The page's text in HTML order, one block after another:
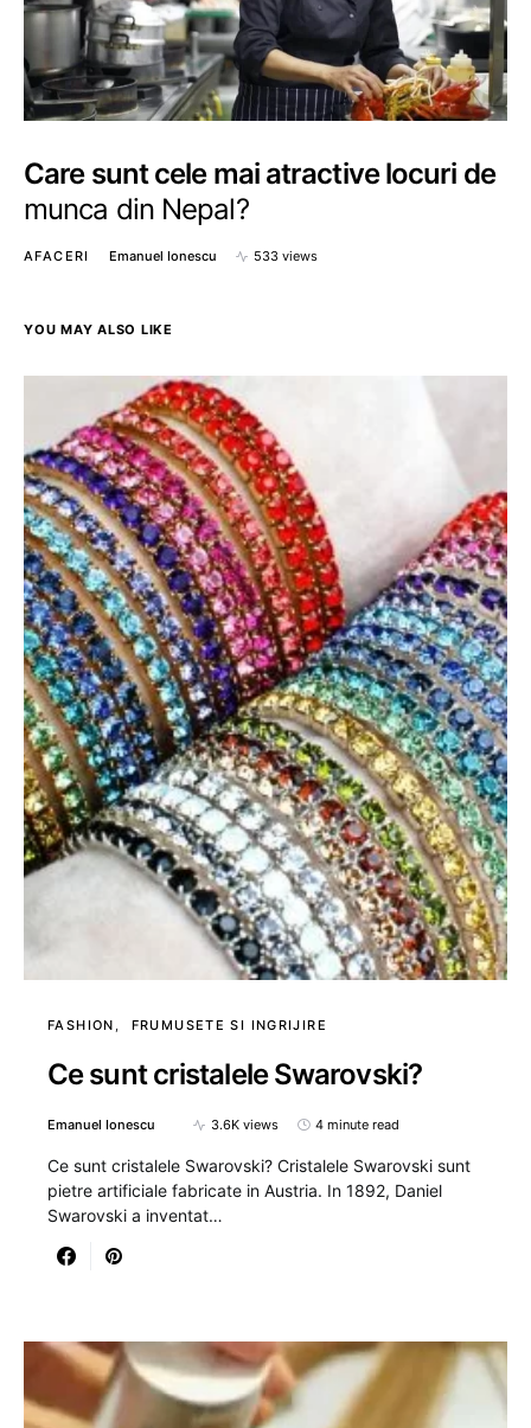
Care sunt cele mai atractive locuri de
munca din Nepal?
AFACERI Emanuel Ionescu 533 views
YOU MAY ALSO LIKE
FASHION FRUMUSETE SI INGRIJIRE
Ce sunt cristalele Swarovski?
Emanuel Ionescu 3.6K views 4 minute read
Ce sunt cristalele Swarovski? Cristalele Swarovski sunt
pietre artificiale fabricate in Austria. In 1892, Daniel
Swarovski a inventat…